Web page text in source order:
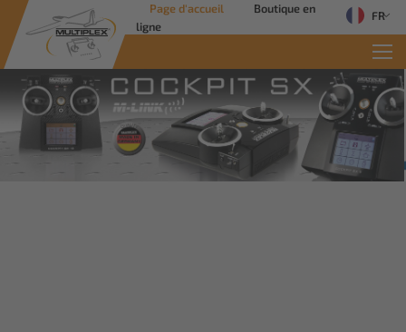
Page d'accueil
Boutique en
ligne
FR